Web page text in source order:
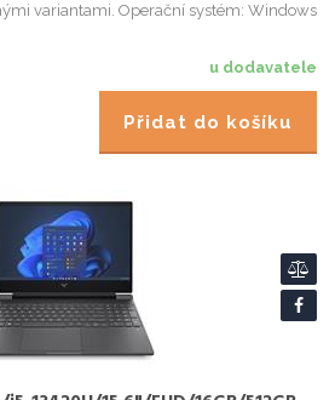
variantami. Operační systém: Windows
u dodavatele
Přidat do košíku